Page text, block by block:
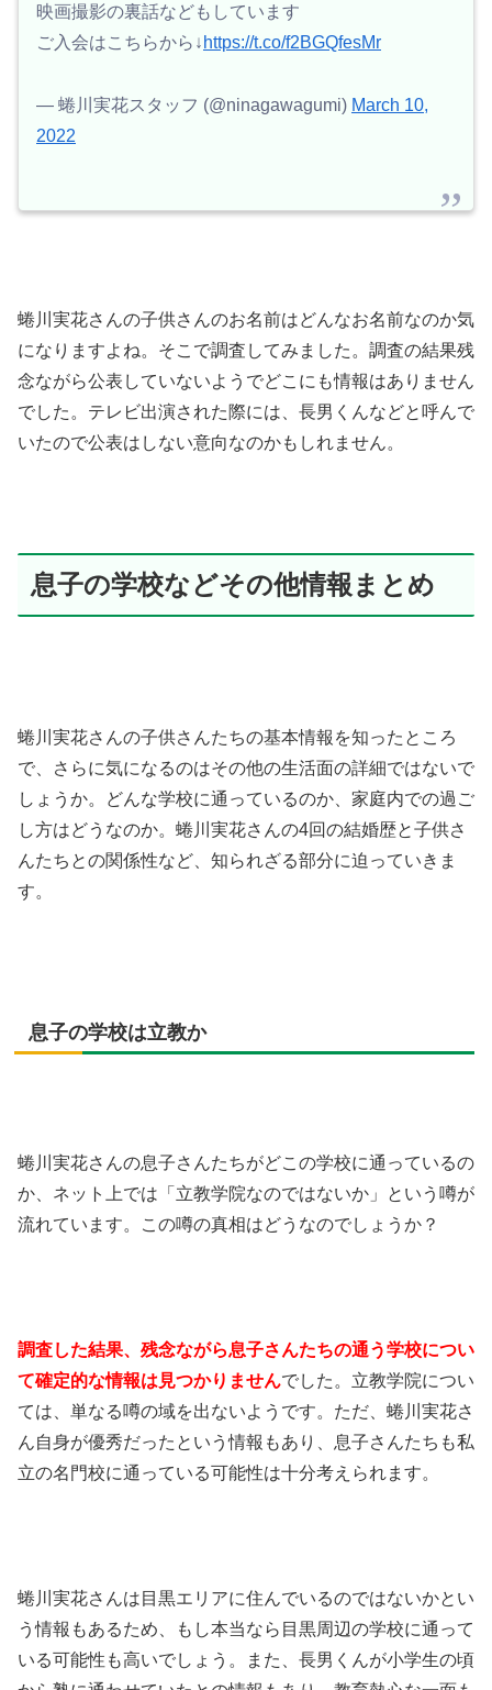
映画撮影の裏話などもしています
ご入会はこちらから↓ https://t.co/f2BGQfesMr
— 蜷川実花スタッフ (@ninagawagumi) March 10,
2022
蜷川実花さんの子供さんのお名前はどんなお名前なのか気
になりますよね。そこで調査してみました。調査の結果残
念ながら公表していないようでどこにも情報はありません
でした。テレビ出演された際には、長男くんなどと呼んで
いたので公表はしない意向なのかもしれません。
息子の学校などその他情報まとめ
蜷川実花さんの子供さんたちの基本情報を知ったところ
で、さらに気になるのはその他の生活面の詳細ではないで
しょうか。どんな学校に通っているのか、家庭内での過ご
し方はどうなのか。蜷川実花さんの4回の結婚歴と子供さ
んたちとの関係性など、知られざる部分に迫っていきま
す。
息子の学校は立教か
蜷川実花さんの息子さんたちがどこの学校に通っているの
か、ネット上では「立教学院なのではないか」という噂が
流れています。この噂の真相はどうなのでしょうか？
調査した結果、残念ながら息子さんたちの通う学校につい
て確定的な情報は見つかりませんでした。立教学院につい
ては、単なる噂の域を出ないようです。ただ、蜷川実花さ
ん自身が優秀だったという情報もあり、息子さんたちも私
立の名門校に通っている可能性は十分考えられます。
蜷川実花さんは目黒エリアに住んでいるのではないかとい
う情報もあるため、もし本当なら目黒周辺の学校に通って
いる可能性も高いでしょう。また、長男くんが小学生の頃